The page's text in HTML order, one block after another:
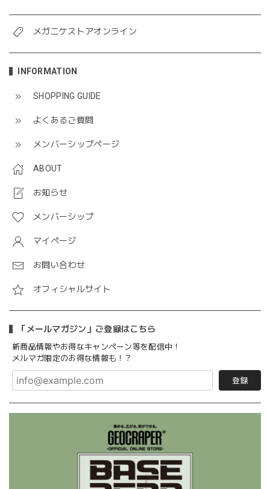
メガニケストアオンライン
INFORMATION
SHOPPING GUIDE
よくあるご質問
メンバーシップページ
ABOUT
お知らせ
メンバーシップ
マイページ
お問い合わせ
オフィシャルサイト
「メールマガジン」ご登録はこちら
新商品情報やお得なキャンペーン等を配信中！
メルマガ限定のお得な情報も！？
登録